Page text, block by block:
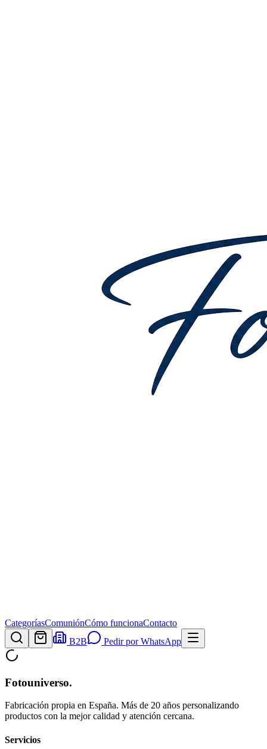
CategoríasComuniónCómo funcionaContacto
B2B
Pedir por WhatsApp
Fotouniverso.
Fabricación propia en España. Más de 20 años personalizando
productos con la mejor calidad y atención cercana.
Servicios